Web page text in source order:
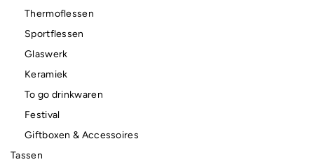
Thermoflessen
Sportflessen
Glaswerk
Keramiek
To go drinkwaren
Festival
Giftboxen & Accessoires
Tassen